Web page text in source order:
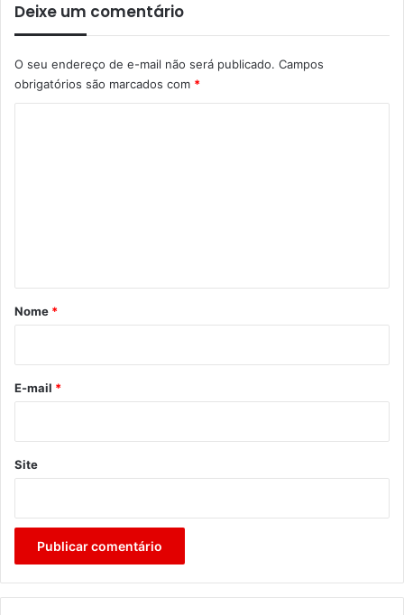
Deixe um comentário
O seu endereço de e-mail não será publicado. Campos
obrigatórios são marcados com *
r
*
Nome *
E-mail *
Site